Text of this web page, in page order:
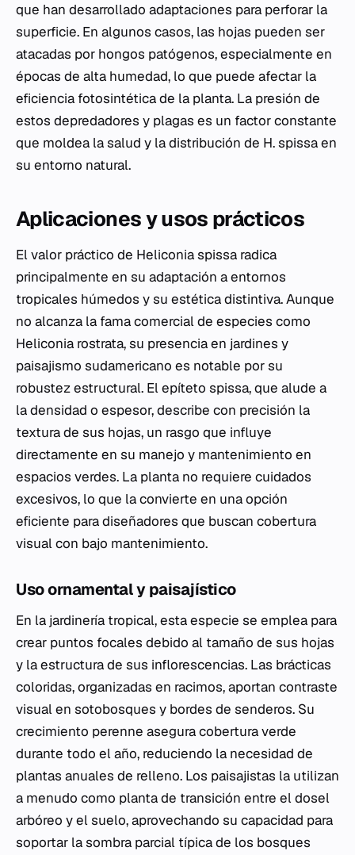
que han desarrollado adaptaciones para perforar la
superficie. En algunos casos, las hojas pueden ser
atacadas por hongos patógenos, especialmente en
épocas de alta humedad, lo que puede afectar la
eficiencia fotosintética de la planta. La presión de
estos depredadores y plagas es un factor constante
que moldea la salud y la distribución de H. spissaen
su entorno natural.
Aplicaciones y usos prácticos
El valor práctico de Heliconia spissa radica
principalmente en su adaptación a entornos
tropicales húmedos y su estética distintiva. Aunque
no alcanza la fama comercial de especies como
Heliconia rostrata, su presencia en jardines y
paisajismo sudamericano es notable por su
robustez estructural. El epíteto spissa, que alude a
la densidad o espesor, describe con precisión la
textura de sus hojas, un rasgo que influye
directamente en su manejo y mantenimiento en
espacios verdes. La planta no requiere cuidados
excesivos, lo que la convierte en una opción
eficiente para diseñadores que buscan cobertura
visual con bajo mantenimiento.
Uso ornamental y paisajístico
En la jardinería tropical, esta especie se emplea para
crear puntos focales debido al tamaño de sus hojas
y la estructura de sus inflorescencias. Las brácticas
coloridas, organizadas en racimos, aportan contraste
visual en sotobosques y bordes de senderos. Su
crecimiento perenne asegura cobertura verde
durante todo el año, reduciendo la necesidad de
plantas anuales de relleno. Los paisajistas la utilizan
a menudo como planta de transición entre el dosel
arbóreo y el suelo, aprovechando su capacidad para
soportar la sombra parcial típica de los bosques